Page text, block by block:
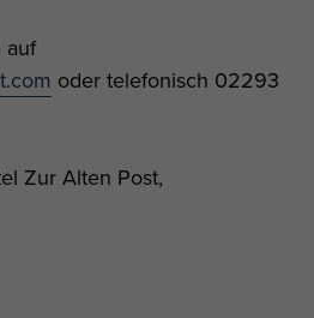
auf
oder telefonisch 02293
Zur Alten Post,